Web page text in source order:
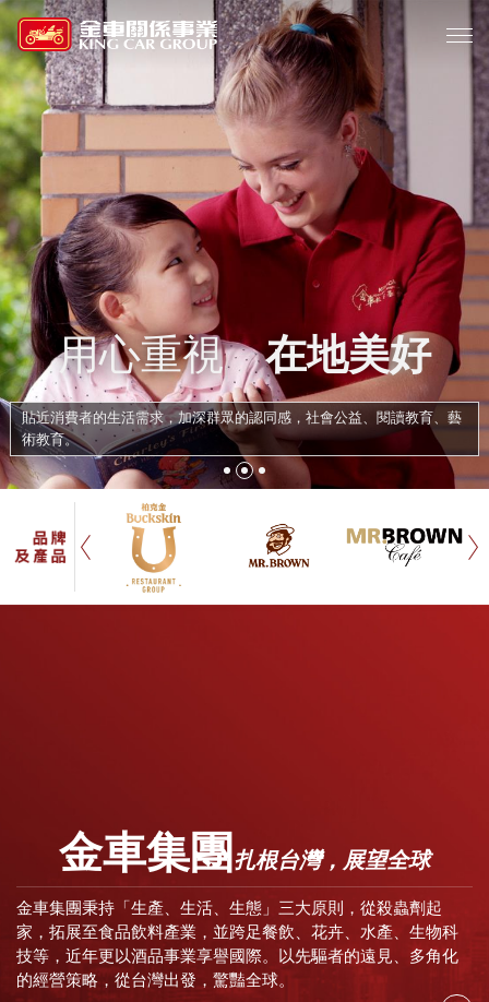
用心重視在地美好
貼近消費者的生活需求，加深群眾的認同感，社會公益、閱讀教育、藝
術教育。
金車集團扎根台灣，展望全球
金車集團秉持「生產、生活、生態」三大原則，從殺蟲劑起
家，拓展至食品飲料產業，並跨足餐飲、花卉、水產、生物科
技等，近年更以酒品事業享譽國際。以先驅者的遠見、多角化
的經營策略，從台灣出發，驚豔全球。